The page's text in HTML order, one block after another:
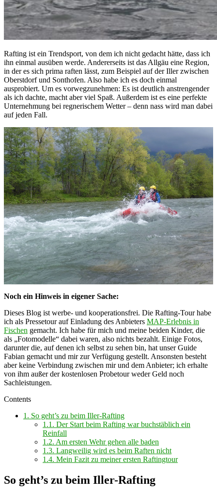
Rafting ist ein Trendsport, von dem ich nicht gedacht hätte, dass ich
ihn einmal ausüben werde. Andererseits ist das Allgäu eine Region,
in der es sich prima raften lässt, zum Beispiel auf der Iller zwischen
Oberstdorf und Sonthofen. Also habe ich es doch einmal
ausprobiert. Um es vorwegzunehmen: Es ist deutlich anstrengender
als ich dachte, macht aber viel Spaß. Außerdem ist es eine perfekte
Unternehmung bei regnerischem Wetter – denn nass wird man dabei
auf jeden Fall.
Noch ein Hinweis in eigener Sache:
Dieses Blog ist werbe- und kooperationsfrei. Die Rafting-Tour habe
ich als Pressetour auf Einladung des Anbieters MAP-Erlebnis in
Fischen gemacht. Ich habe für mich und meine beiden Kinder, die
als „Fotomodelle“ dabei waren, also nichts bezahlt. Einige Fotos,
darunter die, auf denen ich selbst zu sehen bin, hat unser Guide
Fabian gemacht und mir zur Verfügung gestellt. Ansonsten besteht
aber keine Verbindung zwischen mir und dem Anbieter; ich erhalte
von ihm außer der kostenlosen Probetour weder Geld noch
Sachleistungen.
Contents
1. So geht’s zu beim Iller-Rafting
1.1. Der Start beim Rafting war buchstäblich ein
Reinfall
1.2. Am ersten Wehr gehen alle baden
1.3. Langweilig wird es beim Raften nicht
1.4. Mein Fazit zu meiner ersten Raftingtour
So geht’s zu beim Iller-Rafting